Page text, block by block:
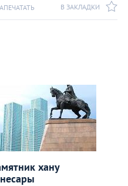
В ЗАКЛАДКИ
хану